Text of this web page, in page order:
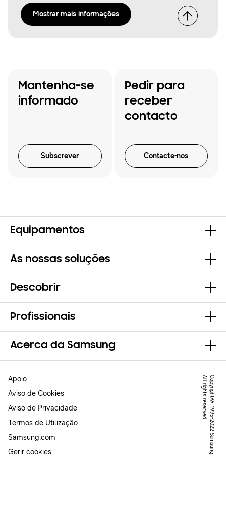
Mostrar mais informações
Mantenha-se
informado
Subscrever
Pedir para
receber
contacto
Contacte-nos
Equipamentos
As nossas soluções
Descobrir
Profissionais
Acerca da Samsung
C
o
p
y
r
ig
h
t
©
1
9
9
5
-
2
0
2
2
S
a
m
s
u
n
g
.
A
l
l
r
ig
h
t
s
r
e
s
e
r
v
e
d
.
Apoio
Aviso de Cookies
Aviso de Privacidade
Termos de Utilização
Samsung.com
Gerir cookies